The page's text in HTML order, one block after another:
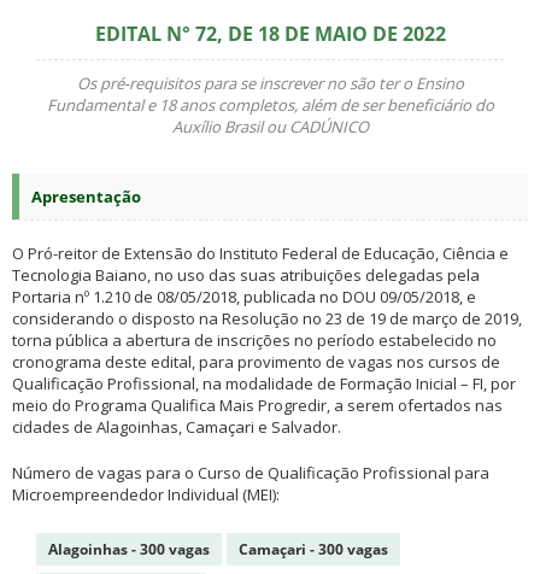
EDITAL N° 72, DE 18 DE MAIO DE 2022
Os pré-requisitos para se inscrever no são ter o Ensino
Fundamental e 18 anos completos, além de ser beneficiário do
Auxílio Brasil ou CADÚNICO
Apresentação
O Pró-reitor de Extensão do Instituto Federal de Educação, Ciência e
Tecnologia Baiano, no uso das suas atribuições delegadas pela
Portaria nº 1.210 de 08/05/2018, publicada no DOU 09/05/2018, e
considerando o disposto na Resolução no 23 de 19 de março de 2019,
torna pública a abertura de inscrições no período estabelecido no
cronograma deste edital, para provimento de vagas nos cursos de
Qualificação Profissional, na modalidade de Formação Inicial – FI, por
meio do Programa Qualifica Mais Progredir, a serem ofertados nas
cidades de Alagoinhas, Camaçari e Salvador.
Número de vagas para o Curso de Qualificação Profissional para
Microempreendedor Individual (MEI):
Alagoinhas - 300 vagas
Camaçari - 300 vagas